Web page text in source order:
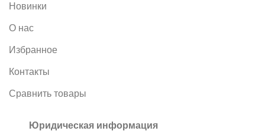
Новинки
О нас
Избранное
Контакты
Сравнить товары
Юридическая информация